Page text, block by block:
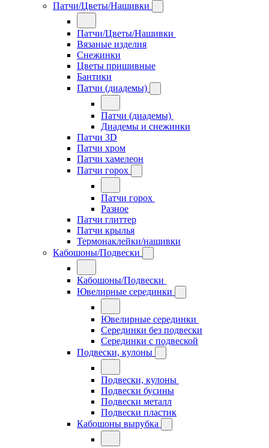
Патчи/Цветы/Нашивки
Патчи/Цветы/Нашивки
Вязаные изделия
Снежинки
Цветы пришивные
Бантики
Патчи (диадемы)
Патчи (диадемы)
Диадемы и снежинки
Патчи 3D
Патчи хром
Патчи хамелеон
Патчи горох
Патчи горох
Разное
Патчи глиттер
Патчи крылья
Термонаклейки/нашивки
Кабошоны/Подвески
Кабошоны/Подвески
Ювелирные серединки
Ювелирные серединки
Серединки без подвески
Серединки с подвеской
Подвески, кулоны
Подвески, кулоны
Подвески бусины
Подвески металл
Подвески пластик
Кабошоны вырубка